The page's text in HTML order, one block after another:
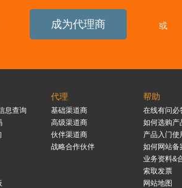
成为代理商 或
息查询
代理
基础渠道商
高级渠道商
伙伴渠道商
战略合作伙伴
帮助
在线有问必
如何选购产
产品入门使
如何网站备
业务资料&
索取发票
网站地图